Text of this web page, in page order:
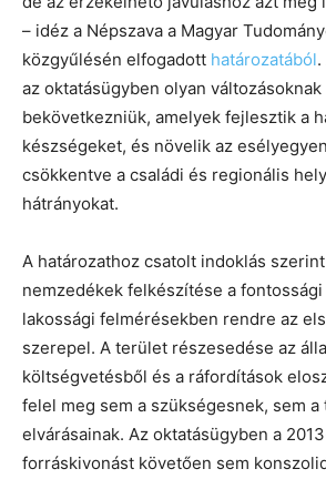
– idéz a Népszava a Magyar
közgyűlésén elfogadott határozatából
az oktatásügyben olyan változásoknak
bekövetkezniük, amelyek fejlesztik a
készségeket, és növelik az
csökkentve a családi és regionális
hátrányokat.
A határozathoz csatolt indoklás
nemzedékek felkészítése a
lakossági felmérésekben rendre az
szerepel. A terület részesedése az
költségvetésből és a ráfordítások
felel meg sem a szükségesnek, sem a
elvárásainak. Az oktatásügyben a
forráskivonást követően sem